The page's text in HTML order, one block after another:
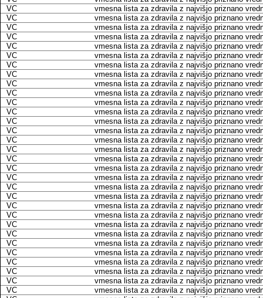
VC
vmesna lista za zdravila z najvišjo priznano
VC
vmesna lista za zdravila z najvišjo priznano
VC
vmesna lista za zdravila z najvišjo priznano
VC
vmesna lista za zdravila z najvišjo priznano
VC
vmesna lista za zdravila z najvišjo priznano
VC
vmesna lista za zdravila z najvišjo priznano
VC
vmesna lista za zdravila z najvišjo priznano
VC
vmesna lista za zdravila z najvišjo priznano
VC
vmesna lista za zdravila z najvišjo priznano
VC
vmesna lista za zdravila z najvišjo priznano
VC
vmesna lista za zdravila z najvišjo priznano
VC
vmesna lista za zdravila z najvišjo priznano
VC
vmesna lista za zdravila z najvišjo priznano
VC
vmesna lista za zdravila z najvišjo priznano
VC
vmesna lista za zdravila z najvišjo priznano
VC
vmesna lista za zdravila z najvišjo priznano
VC
vmesna lista za zdravila z najvišjo priznano
VC
vmesna lista za zdravila z najvišjo priznano
VC
vmesna lista za zdravila z najvišjo priznano
VC
vmesna lista za zdravila z najvišjo priznano
VC
vmesna lista za zdravila z najvišjo priznano
VC
vmesna lista za zdravila z najvišjo priznano
VC
vmesna lista za zdravila z najvišjo priznano
VC
vmesna lista za zdravila z najvišjo priznano
VC
vmesna lista za zdravila z najvišjo priznano
VC
vmesna lista za zdravila z najvišjo priznano
VC
vmesna lista za zdravila z najvišjo priznano
VC
vmesna lista za zdravila z najvišjo priznano
VC
vmesna lista za zdravila z najvišjo priznano
VC
vmesna lista za zdravila z najvišjo priznano
VC
vmesna lista za zdravila z najvišjo priznano